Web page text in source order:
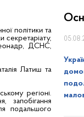
політики та
секретаріату,
ДСНС,
Латиш та
регіоні.
запобігання
подальшого